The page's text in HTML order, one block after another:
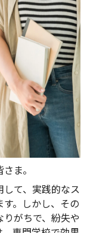
ま。
て、実践的なス
。しかし、その
がちで、紛失や